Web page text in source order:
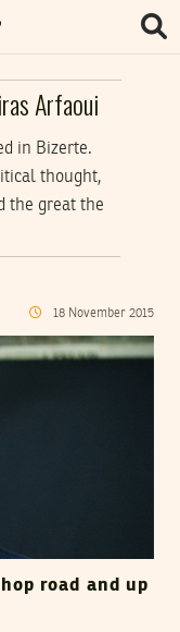
Arfaoui
in Bizerte.
thought,
the great the
18 November 2015
road and up